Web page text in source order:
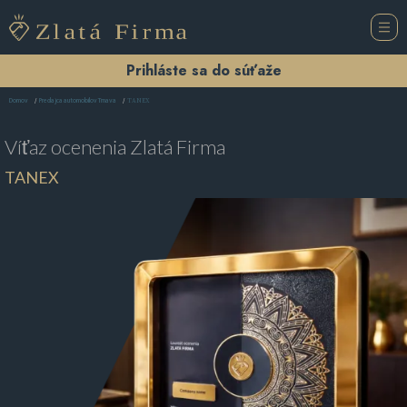
Prihláste sa do súťaže
Domov Predajca automobilov Trnava TANEX
Víťaz ocenenia Zlatá Firma
TANEX